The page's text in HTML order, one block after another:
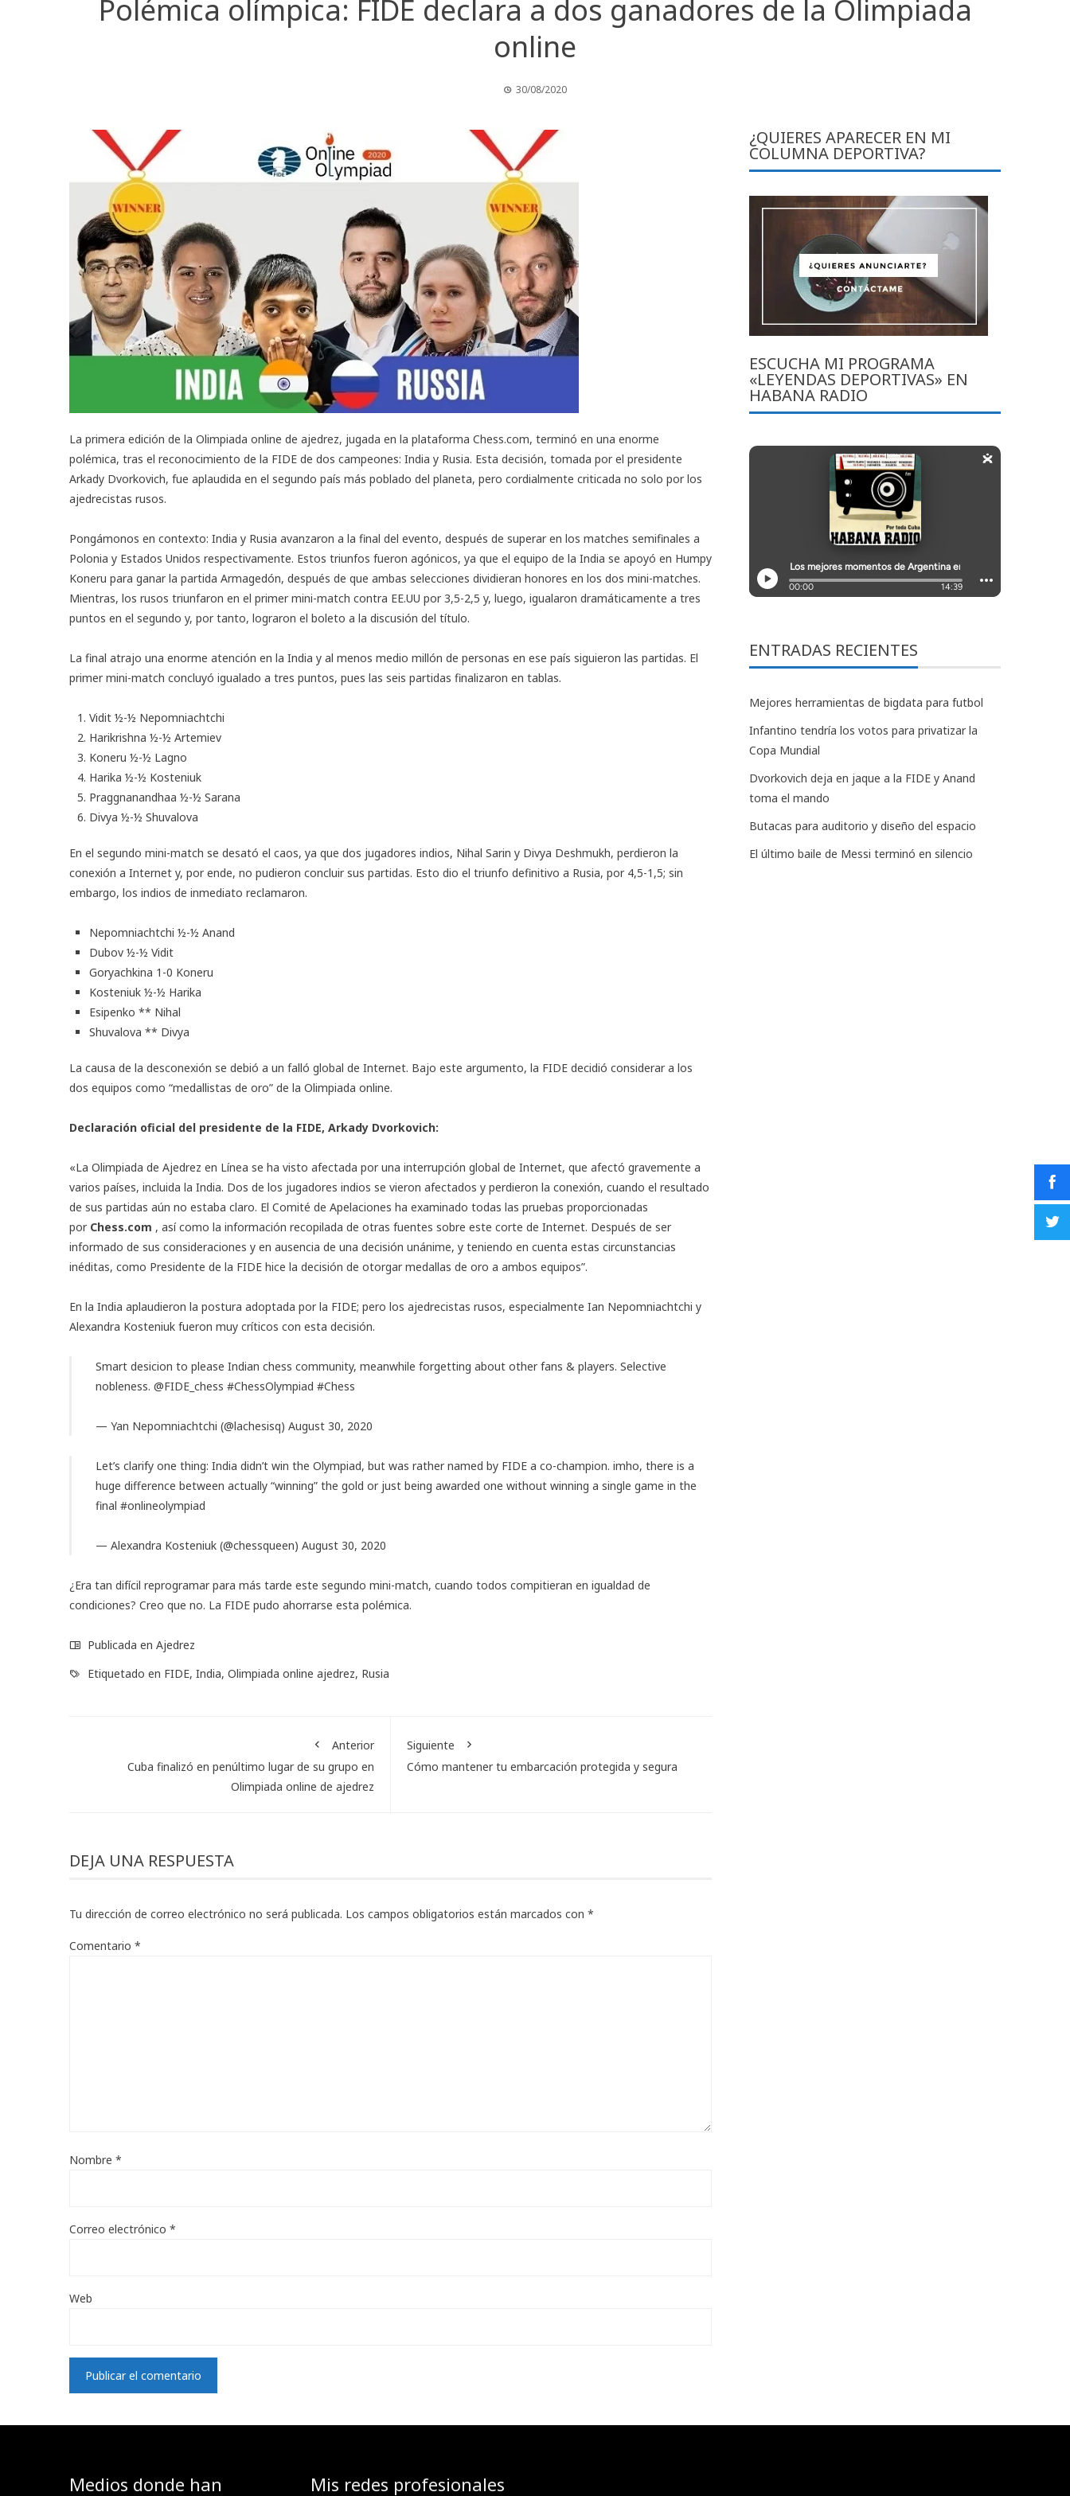
Polémica olímpica: FIDE declara a dos ganadores de la Olimpiada
online
30/08/2020
La primera edición de la Olimpiada online de ajedrez, jugada en la plataforma Chess.com, terminó en una enorme
polémica, tras el reconocimiento de la FIDE de dos campeones: India y Rusia. Esta decisión, tomada por el presidente
Arkady Dvorkovich, fue aplaudida en el segundo país más poblado del planeta, pero cordialmente criticada no solo por los
ajedrecistas rusos.
Pongámonos en contexto: India y Rusia avanzaron a la final del evento, después de superar en los matches semifinales a
Polonia y Estados Unidos respectivamente. Estos triunfos fueron agónicos, ya que el equipo de la India se apoyó en Humpy
Koneru para ganar la partida Armagedón, después de que ambas selecciones dividieran honores en los dos mini-matches.
Mientras, los rusos triunfaron en el primer mini-match contra EE.UU por 3,5-2,5 y, luego, igualaron dramáticamente a tres
puntos en el segundo y, por tanto, lograron el boleto a la discusión del título.
La final atrajo una enorme atención en la India y al menos medio millón de personas en ese país siguieron las partidas. El
primer mini-match concluyó igualado a tres puntos, pues las seis partidas finalizaron en tablas.
Vidit ½-½ Nepomniachtchi
Harikrishna ½-½ Artemiev
Koneru ½-½ Lagno
Harika ½-½ Kosteniuk
Praggnanandhaa ½-½ Sarana
Divya ½-½ Shuvalova
En el segundo mini-match se desató el caos, ya que dos jugadores indios, Nihal Sarin y Divya Deshmukh, perdieron la
conexión a Internet y, por ende, no pudieron concluir sus partidas. Esto dio el triunfo definitivo a Rusia, por 4,5-1,5; sin
embargo, los indios de inmediato reclamaron.
Nepomniachtchi ½-½ Anand
Dubov ½-½ Vidit
Goryachkina 1-0 Koneru
Kosteniuk ½-½ Harika
Esipenko ** Nihal
Shuvalova ** Divya
La causa de la desconexión se debió a un falló global de Internet. Bajo este argumento, la FIDE decidió considerar a los
dos equipos como “medallistas de oro” de la Olimpiada online.
Declaración oficial del presidente de la FIDE, Arkady Dvorkovich:
«La Olimpiada de Ajedrez en Línea se ha visto afectada por una interrupción global de Internet, que afectó gravemente a
varios países, incluida la India. Dos de los jugadores indios se vieron afectados y perdieron la conexión, cuando el resultado
de sus partidas aún no estaba claro. El Comité de Apelaciones ha examinado todas las pruebas proporcionadas
por Chess.com , así como la información recopilada de otras fuentes sobre este corte de Internet. Después de ser
informado de sus consideraciones y en ausencia de una decisión unánime, y teniendo en cuenta estas circunstancias
inéditas, como Presidente de la FIDE hice la decisión de otorgar medallas de oro a ambos equipos”.
En la India aplaudieron la postura adoptada por la FIDE; pero los ajedrecistas rusos, especialmente Ian Nepomniachtchi y
Alexandra Kosteniuk fueron muy críticos con esta decisión.
Smart desicion to please Indian chess community, meanwhile forgetting about other fans & players. Selective
nobleness. @FIDE_chess #ChessOlympiad #Chess
— Yan Nepomniachtchi (@lachesisq) August 30, 2020
Let’s clarify one thing: India didn’t win the Olympiad, but was rather named by FIDE a co-champion. imho, there is a
huge difference between actually “winning” the gold or just being awarded one without winning a single game in the
final #onlineolympiad
— Alexandra Kosteniuk (@chessqueen) August 30, 2020
¿Era tan difícil reprogramar para más tarde este segundo mini-match, cuando todos compitieran en igualdad de
condiciones? Creo que no. La FIDE pudo ahorrarse esta polémica.
Publicada en Ajedrez
Etiquetado en FIDE, India, Olimpiada online ajedrez, Rusia
Anterior
Cuba finalizó en penúltimo lugar de su grupo en
Olimpiada online de ajedrez
Siguiente
Cómo mantener tu embarcación protegida y segura
DEJA UNA RESPUESTA
Tu dirección de correo electrónico no será publicada. Los campos obligatorios están marcados con *
Comentario *
Nombre *
Correo electrónico *
Web
¿QUIERES APARECER EN MI
COLUMNA DEPORTIVA?
ESCUCHA MI PROGRAMA
«LEYENDAS DEPORTIVAS» EN
HABANA RADIO
ENTRADAS RECIENTES
Mejores herramientas de bigdata para futbol
Infantino tendría los votos para privatizar la
Copa Mundial
Dvorkovich deja en jaque a la FIDE y Anand
toma el mando
Butacas para auditorio y diseño del espacio
El último baile de Messi terminó en silencio
Medios donde han
Mis redes profesionales